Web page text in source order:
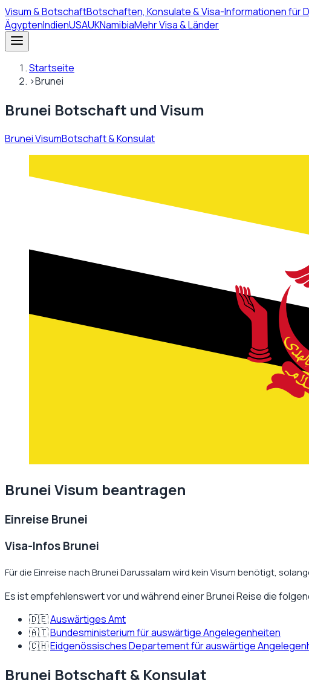
Visum& BotschaftBotschaften, Konsulate & Visa-Informationen für
ÄgyptenIndienUSAUKNamibiaMehr Visa & Länder
Startseite
›Brunei
Brunei Botschaft und Visum
Brunei VisumBotschaft & Konsulat
Brunei Visum beantragen
Einreise Brunei
Visa-Infos Brunei
Für die Einreise nach Brunei Darussalam wird kein Visum benötigt,
Es ist empfehlenswert vor und während einerBruneiReise die
🇩🇪Auswärtiges Amt
🇦🇹Bundesministerium für auswärtige Angelegenheiten
🇨🇭Eidgenössisches Departement für auswärtige
Brunei Botschaft & Konsulat